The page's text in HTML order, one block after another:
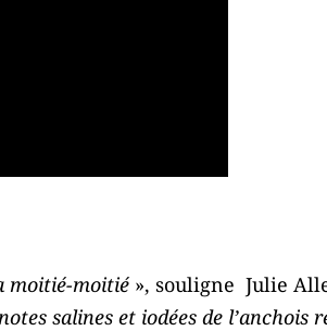
moitié-moitié », souligne Julie
salines et iodées de l’anchois